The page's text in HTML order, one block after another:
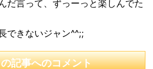
だ言って、ずっーっと楽しんでた
できないジャン^^;;
記事へのコメント